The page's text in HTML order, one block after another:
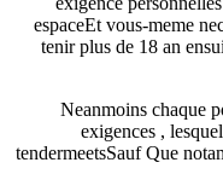
espaceEt vous-meme
tenir plus de 18 an
Neanmoins chaque
exigences ,
tendermeetsSauf Que